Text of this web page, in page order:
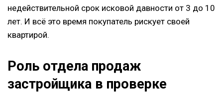
недействительной срок исковой давности от 3 до 10
лет. И всё это время покупатель рискует своей
квартирой.
Роль отдела продаж
застройщика в проверке